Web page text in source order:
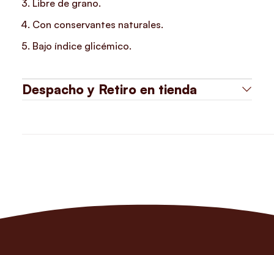
Libre de grano.
Con conservantes naturales.
Bajo índice glicémico.
Despacho y Retiro en tienda